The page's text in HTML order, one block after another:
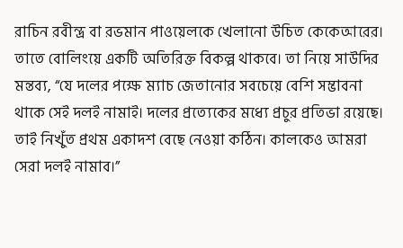
রাচিন রবীন্দ্র বা রভমান পাওয়েলকে খেলানো উচিত কেকেআরের।
তাতে বোলিংয়ে একটি অতিরিক্ত বিকল্প থাকবে। তা নিয়ে সাউদির
মন্তব্য, “যে দলের পক্ষে ম্যাচ জেতানোর সবচেয়ে বেশি সম্ভাবনা
থাকে সেই দলই নামাই। দলের প্রত্যেকের মধ্যে প্রচুর প্রতিভা রয়েছে।
তাই নিখুঁত প্রথম একাদশ বেছে নেওয়া কঠিন। কালকেও আমরা
সেরা দলই নামাব।”